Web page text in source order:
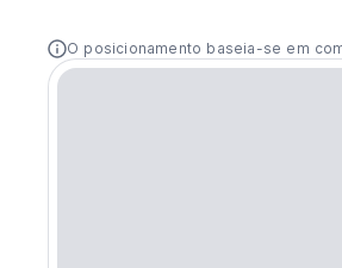
O posicionamento baseia-se em